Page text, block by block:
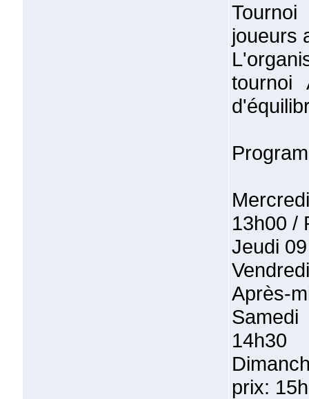
joueurs
13h00 /
Jeudi
Après-
14h30
prix: